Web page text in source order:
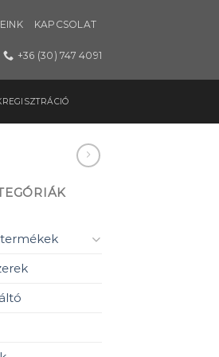
KAPCSOLAT
+36 (30) 747 4091